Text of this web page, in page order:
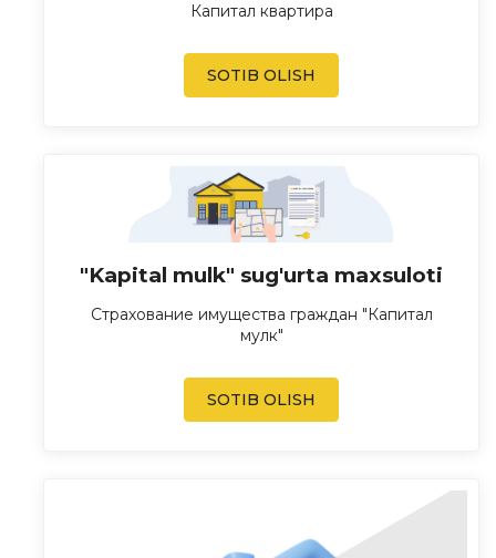
Капитал квартира
SOTIB OLISH
"Kapital mulk" sug'urta maxsuloti
Страхование имущества граждан "Капитал
мулк"
SOTIB OLISH